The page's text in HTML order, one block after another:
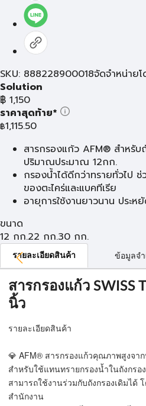
SKU: 888228900018จัดจำหน่าย
Solution
฿ 1,150
ราคาสุดท้าย*
฿1,115.50
สารกรองแก้ว AFM® สำหรับ
ปริมาณประมาณ 12กก.
กรองน้ำได้ดีกว่าทรายทั่วไป ช่
ของตะไคร่และแบคทีเรีย
อายุการใช้งานยาวนาน ประห
ขนาด
12 กก.22 กก.30 กก.
รายละเอียดสินค้า ข้อมูลจำ
สารกรองแก้ว SWISS
นิ้ว
รายละเอียดสินค้า
💎 AFM® สารกรองแก้วคุณภาพสูงจา
สำหรับใช้แทนทรายกรองน้ำในถังกร
สามารถใช้งานร่วมกับถังกรองเดิมไ
สำนักงาน